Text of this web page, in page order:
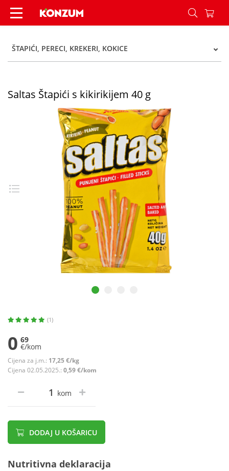
Saltas Štapići s kikirikijem 40 g - Konzum
ŠTAPIĆI, PERECI, KREKERI, KOKICE
Saltas Štapići s kikirikijem 40 g
(1)
0 69
€/kom
Cijena za j.m.: 17,25 €/kg
Cijena 02.05.2025.: 0,59 €/kom
kom
DODAJ U KOŠARICU
Nutritivna deklaracija